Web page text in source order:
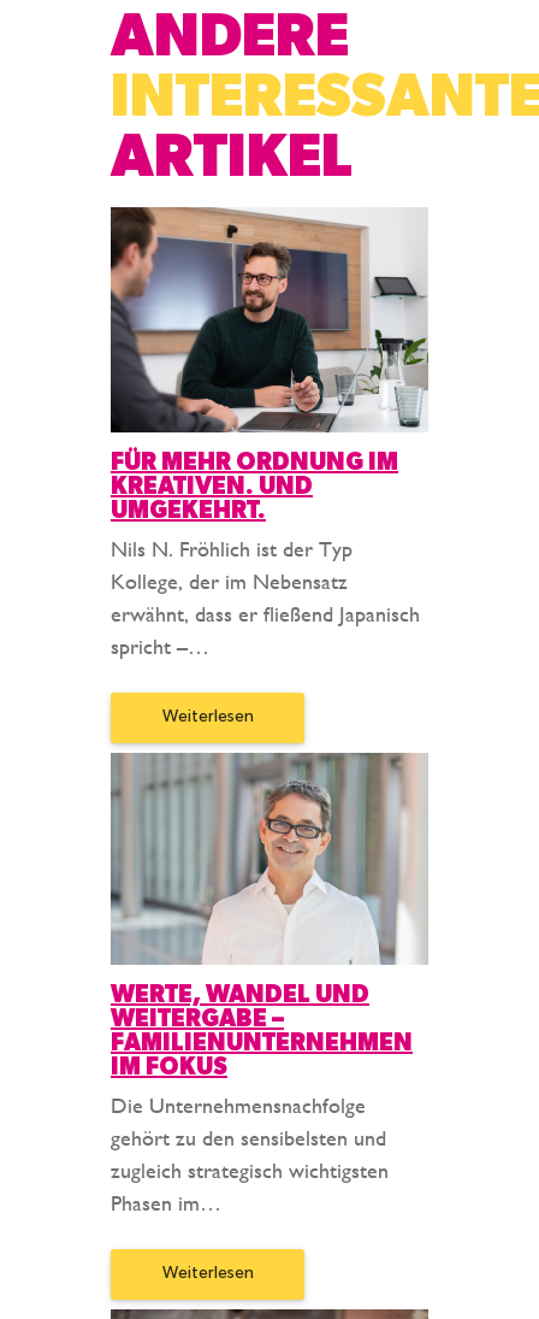
ANDERE
ARTIKEL
FÜR MEHR ORDNUNG IM
KREATIVEN. UND
UMGEKEHRT.
Nils N. Fröhlich ist der Typ
Kollege, der im Nebensatz
erwähnt, dass er fließend Japanisch
spricht –…
Weiterlesen
WERTE, WANDEL UND
WEITERGABE –
FAMILIENUNTERNEHMEN
IM FOKUS
Die Unternehmensnachfolge
gehört zu den sensibelsten und
zugleich strategisch wichtigsten
Phasen im…
Weiterlesen